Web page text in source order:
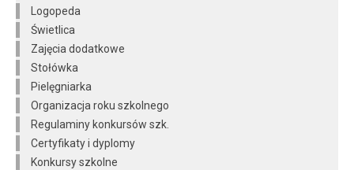
Logopeda
Świetlica
Zajęcia dodatkowe
Stołówka
Pielęgniarka
Organizacja roku szkolnego
Regulaminy konkursów szk.
Certyfikaty i dyplomy
Konkursy szkolne